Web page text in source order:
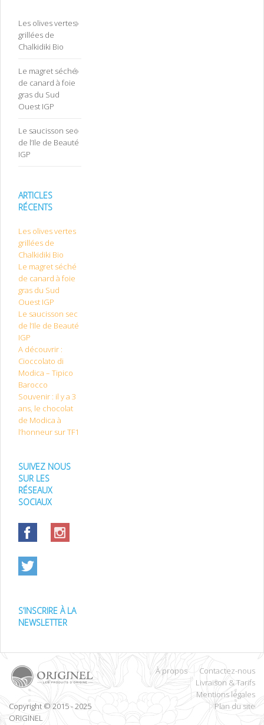
Les olives vertes
grillées de
Chalkidiki Bio
Le magret séché
de canard à foie
gras du Sud
Ouest IGP
Le saucisson sec
de l’Ile de Beauté
IGP
ARTICLES
RÉCENTS
Les olives vertes
grillées de
Chalkidiki Bio
Le magret séché
de canard à foie
gras du Sud
Ouest IGP
Le saucisson sec
de l’Ile de Beauté
IGP
A découvrir :
Cioccolato di
Modica – Tipico
Barocco
Souvenir : il y a 3
ans, le chocolat
de Modica à
l’honneur sur TF1
SUIVEZ NOUS
SUR LES
RÉSEAUX
SOCIAUX
S’INSCRIRE À LA
NEWSLETTER
Copyright © 2015 - 2025
ORIGINEL
À propos
Contactez-nous
Livraison & Tarifs
Mentions légales
Plan du site